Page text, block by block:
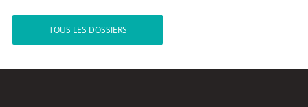
TOUS LES DOSSIERS